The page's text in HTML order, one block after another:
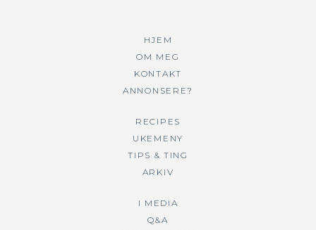
HJEM
OM MEG
KONTAKT
ANNONSERE?
RECIPES
UKEMENY
TIPS & TING
ARKIV
I MEDIA
Q&A